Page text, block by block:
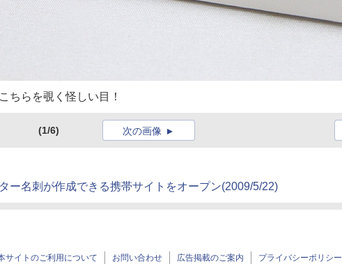
ちらを覗く怪しい目！
(1/6) 次の画像
ー名刺が作成できる携帯サイトをオープン(2009/5/22)
サイトのご利用について お問い合わせ 広告掲載のご案内 プライバシーポリシー